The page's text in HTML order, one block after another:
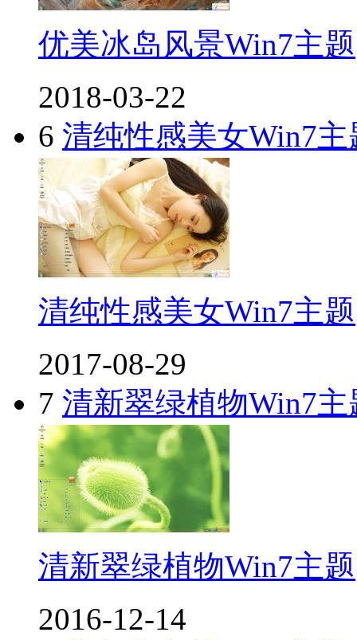
优美冰岛风景Win7主题
2018-03-22
6 清纯性感美女Win7主
清纯性感美女Win7主题
2017-08-29
7 清新翠绿植物Win7主
清新翠绿植物Win7主题
2016-12-14